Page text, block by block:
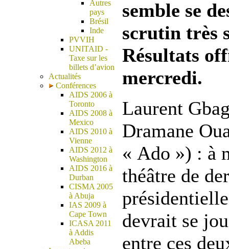
Autres
pays
Brésil
Inde
PVVIH
UNITAID -
Taxe sur les
billets d’avion
Actualités
Conférences
AIDS 2006 à
Toronto
AIDS 2008 à
Mexico
AIDS 2010 à
Vienne
AIDS 2012 à
Washington
AIDS 2016 à
Durban
CISMA 2005
à Abuja
IAS 2009 à
Cape Town
ICASA 2011
à Addis
Abeba
semble se
scrutin très
Résultats
mercredi.
Laurent
Dramane
« Ado ») : à
théâtre de
devrait se
entre ces